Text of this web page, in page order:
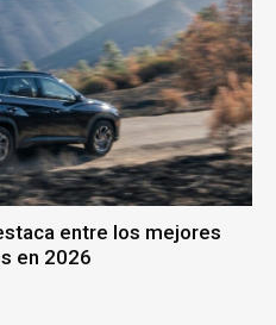
entre los mejores
en 2026